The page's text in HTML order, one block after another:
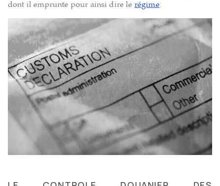
dont il emprunte pour ainsi dire le régime.